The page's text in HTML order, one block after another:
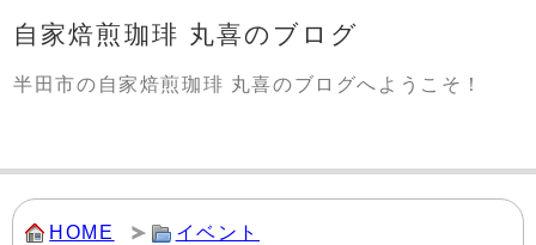
自家焙煎珈琲 丸喜のブログ
半田市の自家焙煎珈琲 丸喜のブログへようこそ！
HOME イベント